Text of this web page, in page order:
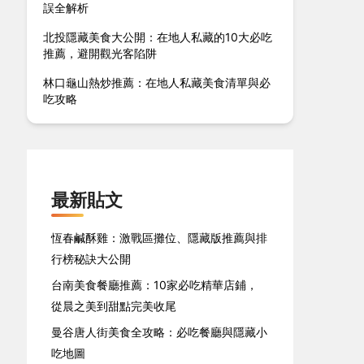
誤全解析
北投隱藏美食大公開：在地人私藏的10大必吃
推薦，避開觀光客陷阱
林口龜山熱炒推薦：在地人私藏美食清單與必
吃攻略
最新貼文
恆春鹹酥雞：激戰區攤位、隱藏版推薦與排
行榜秘訣大公開
台南美食餐廳推薦：10家必吃精華店鋪，
從晨之美到甜點完美收尾
曼谷唐人街美食全攻略：必吃餐廳與隱藏小
吃地圖